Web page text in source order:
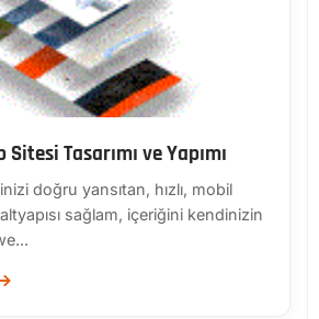
Tasarımı ve Yapımı
doğru yansıtan, hızlı, mobil
sağlam, içeriğini kendinizin